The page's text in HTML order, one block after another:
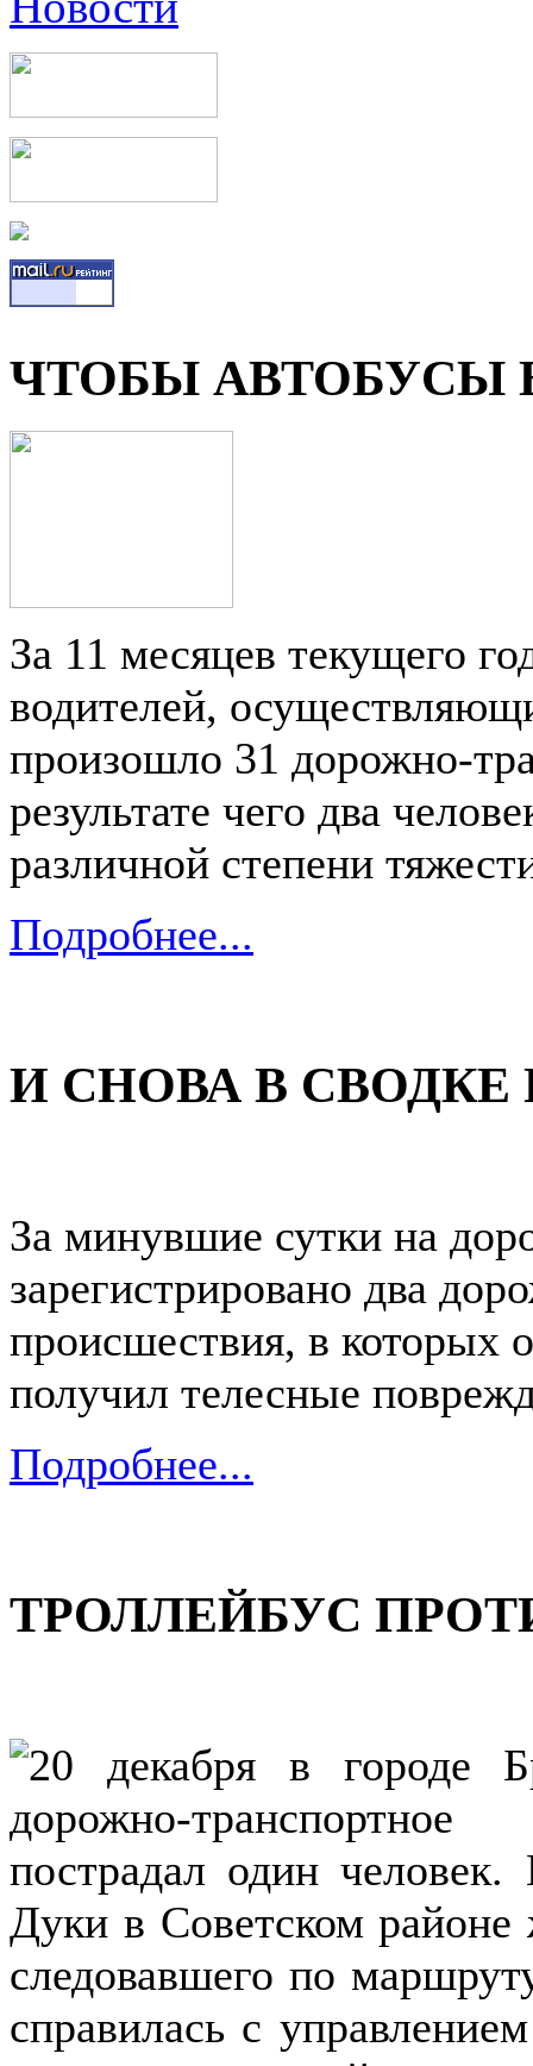
ЧТОБЫ
За 11 месяцев текущего
водителей,
произошло 31 дорожно-
результате чего два
различной степени
Подробнее...
И СНОВА В
За минувшие сутки на
зарегистрировано два
происшествия, в которых
получил телесные
Подробнее...
ТРОЛЛЕЙБУС
20 декабря в городе
дорожно-
пострадал один
Дуки в Советском районе
следовавшего по
справилась с